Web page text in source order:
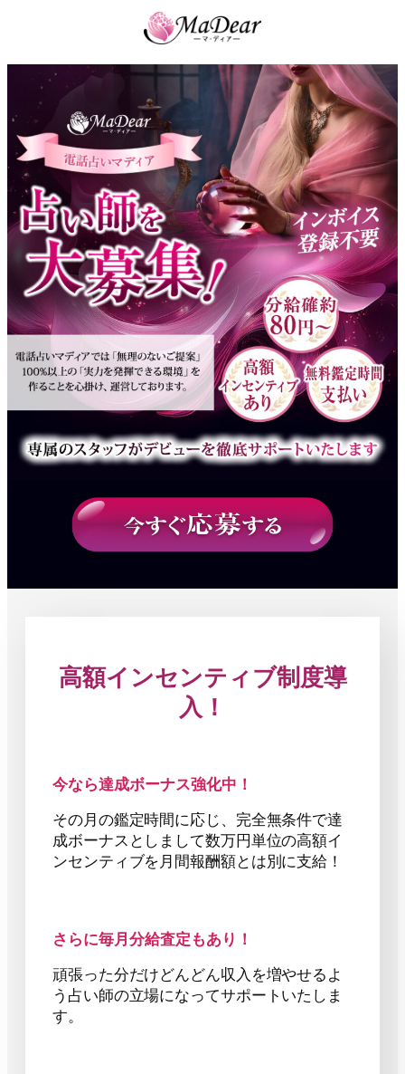
高額インセンティブ制度導
入！
今なら達成ボーナス強化中！
その月の鑑定時間に応じ、完全無条件で達
成ボーナスとしまして数万円単位の高額イ
ンセンティブを月間報酬額とは別に支給！
さらに毎月分給査定もあり！
頑張った分だけどんどん収入を増やせるよ
う占い師の立場になってサポートいたしま
す。